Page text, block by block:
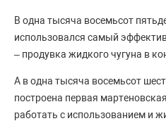
В одна тысяча восемьсот
использовался самый
– продувка жидкого чугуна в
А в одна тысяча восемьсот
построена первая
работать с использованием и